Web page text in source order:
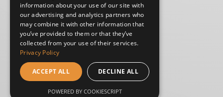
information about your use of our site with
our advertising and analytics partners who
may combine it with other information that
you’ve provided to them or that they’ve
collected from your use of their services.
Privacy Policy
ACCEPT ALL DECLINE ALL
POWERED BY COOKIESCRIPT